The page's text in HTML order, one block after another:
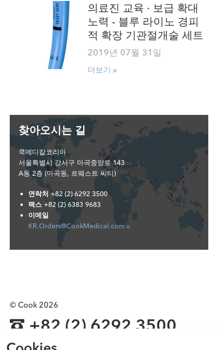
의료진 교육 · 보급 확대
노력 - 블루 라이노 경피
적 확장 기관절개술 세트
2019년 07월 31일
더보기 »
찾아오시는 길
쿡메디칼코리아
서울특별시 강서구 마곡중앙로 143
A동 2층 (마곡동, 르웨스트 씨티)
연락처 +82 (2) 6292 3500
팩스 +82 (2) 6383 9683
이메일
KR.Orders@CookMedical.com »
© Cook 2026
+82 (2) 6292 3500
이 웹 사이트에 게시된 모든 제품이 한국의 규제기관을 포함 모든